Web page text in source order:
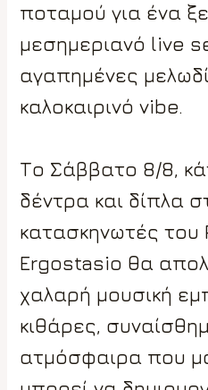
ποταμού για ένα
μεσημεριανό live
αγαπημένες
καλοκαιρινό vibe.
Το Σάββατο 8/8,
δέντρα και δίπλα
κατασκηνωτές του
Ergostasio θα
χαλαρή μουσική
κιθάρες,
ατμόσφαιρα που